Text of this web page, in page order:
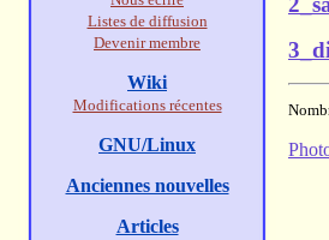
Listes de diffusion
Devenir membre
Wiki
Modifications récentes
GNU/Linux
Anciennes nouvelles
Articles